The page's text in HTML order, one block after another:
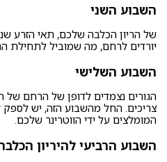
השבוע השני
של הריון הכלבה שלכם, תאי הזרע
יורדים לרחם, מה שמוביל לתחילת
השבוע השלישי
הגורים נצמדים לדופן של הרחם
צריכים. החל מהשבוע הזה, יש לספק
המומלצים על ידי הווטרינר שלכם.
השבוע הרביעי להיריון